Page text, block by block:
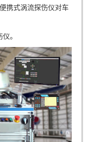
携式涡流探伤仪对车
。